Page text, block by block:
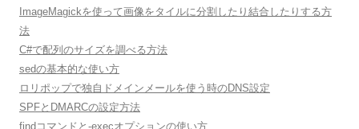
ImageMagickを使って画像をタイルに分割したり結合したりする方
法
C#で配列のサイズを調べる方法
sedの基本的な使い方
ロリポップで独自ドメインメールを使う時のDNS設定
SPFとDMARCの設定方法
findコマンドと-execオプションの使い方